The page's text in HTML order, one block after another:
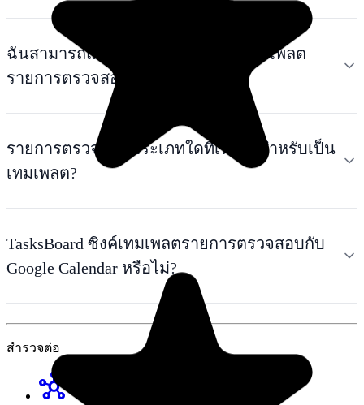
ฉันสามารถแนบไฟล์กับรายการในเทมเพลต
รายการตรวจสอบได้ไหม?
รายการตรวจสอบประเภทใดที่เหมาะสำหรับเป็น
เทมเพลต?
TasksBoard ซิงค์เทมเพลตรายการตรวจสอบกับ
Google Calendar หรือไม่?
สำรวจต่อ
hub